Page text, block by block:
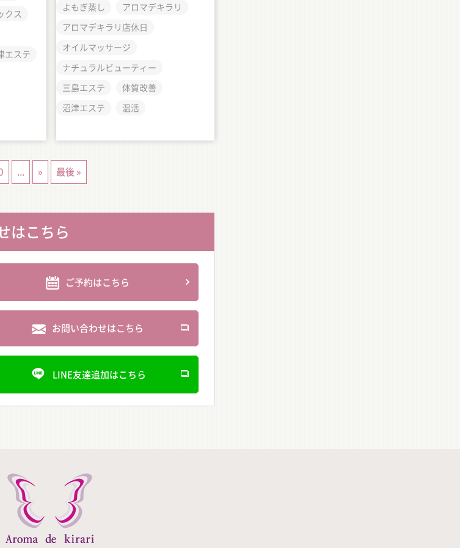
クス
エステ
よもぎ蒸し
アロマデキラリ
アロマデキラリ店休日
オイルマッサージ
ナチュラルビューティー
三島エステ
体質改善
沼津エステ
温活
... » 最後 »
はこちら
ご予約はこちら
お問い合わせはこちら
LINE友達追加はこちら